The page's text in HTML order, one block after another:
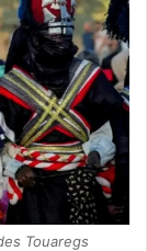
Touaregs